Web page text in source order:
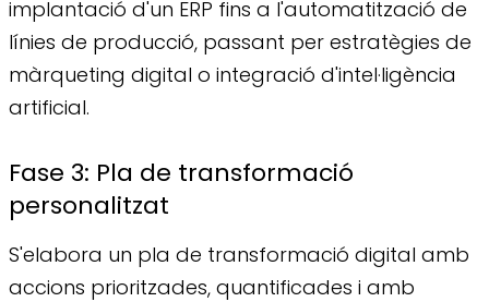
implantació d'un ERP fins a l'automatització de
línies de producció, passant per estratègies de
màrqueting digital o integració d'intel·ligència
artificial.
Fase 3: Pla de transformació
personalitzat
S'elabora un pla de transformació digital amb
accions prioritzades, quantificades i amb